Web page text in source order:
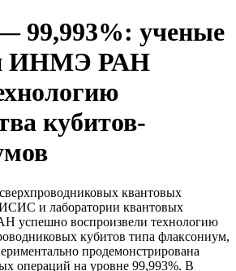
99,993%: ученые
ИНМЭ РАН
кубитов-
квантовых
и лаборатории квантовых
успешно воспроизвели технологию
кубитов типа флаксониум,
продемонстрирована
операций на уровне 99,993%. В